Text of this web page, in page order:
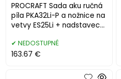
PROCRAFT Sada aku ručná
píla PKA32Li-P a nožnice na
vetvy ES25Li + nadstavec
NEDOSTUPNÉ
163.67 €